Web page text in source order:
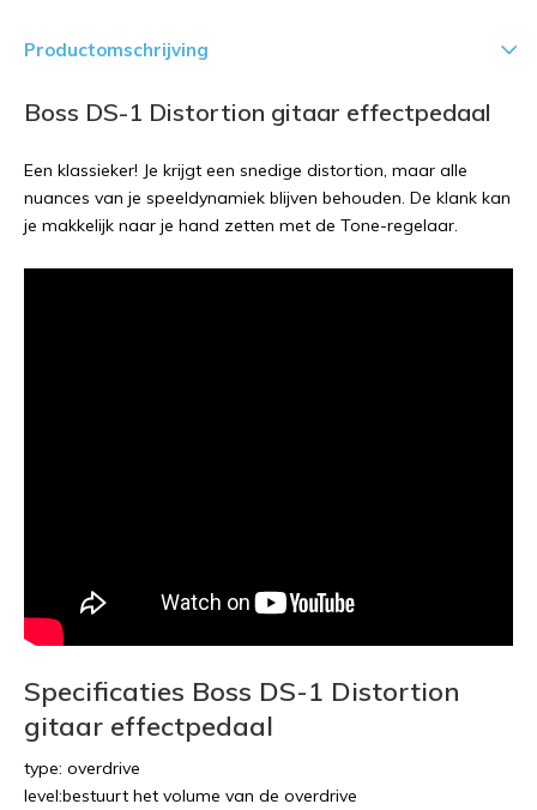
Productomschrijving
Boss DS-1 Distortion gitaar effectpedaal
Een klassieker! Je krijgt een snedige distortion, maar alle
nuances van je speeldynamiek blijven behouden. De klank kan
je makkelijk naar je hand zetten met de Tone-regelaar.
Specificaties Boss DS-1 Distortion
gitaar effectpedaal
type: overdrive
level:bestuurt het volume van de overdrive